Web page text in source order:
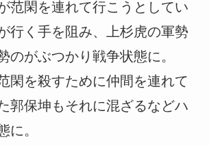
范閑を連れて行こうとしてい
行く手を阻み、上杉虎の軍勢
のがぶつかり戦争状態に。
閑を殺すために仲間を連れて
郭保坤もそれに混ざるなどハ
に。